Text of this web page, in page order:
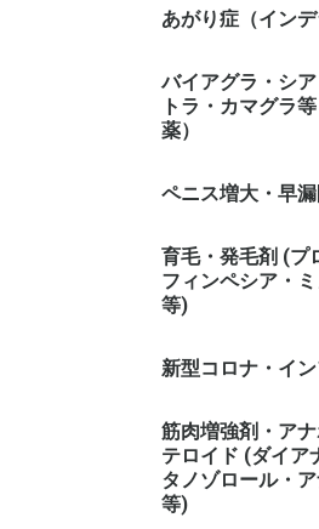
あがり症（インデ
バイアグラ・シ
トラ・カマグラ
薬）
ペニス増大・早
育毛・発毛剤 (プ
フィンペシア・
等)
新型コロナ・イ
筋肉増強剤・ア
テロイド (ダイア
タノゾロール・
等)